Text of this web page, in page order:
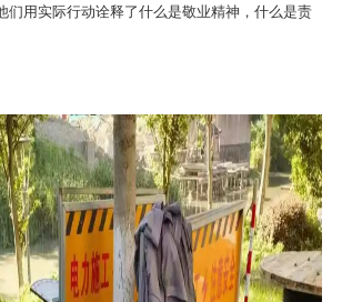
们用实际行动诠释了什么是敬业精神，什么是责